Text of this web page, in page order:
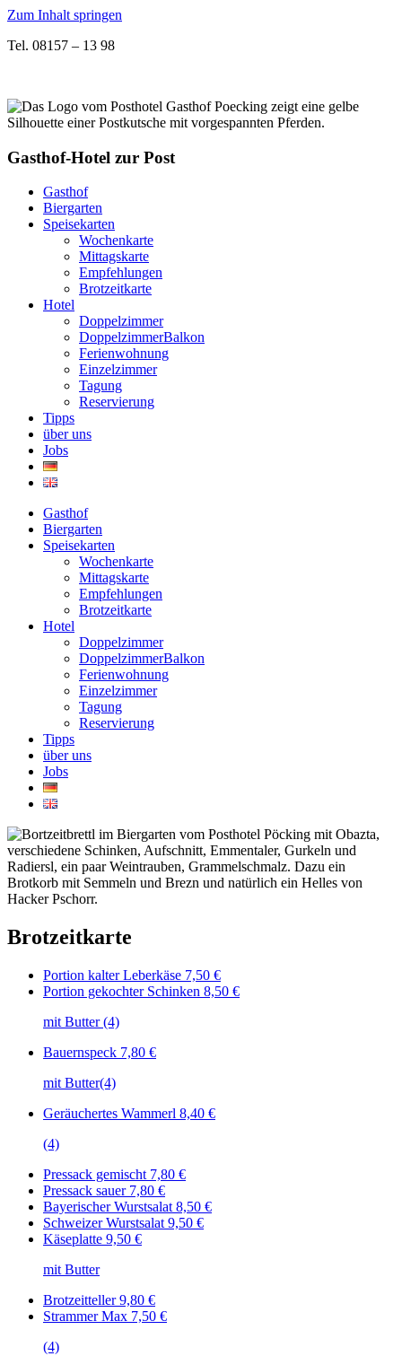
Zum Inhalt springen
Tel. 08157 – 13 98
Gasthof-Hotel zur Post
Gasthof
Biergarten
Speisekarten
Wochenkarte
Mittagskarte
Empfehlungen
Brotzeitkarte
Hotel
Doppelzimmer
DoppelzimmerBalkon
Ferienwohnung
Einzelzimmer
Tagung
Reservierung
Tipps
über uns
Jobs
Gasthof
Biergarten
Speisekarten
Wochenkarte
Mittagskarte
Empfehlungen
Brotzeitkarte
Hotel
Doppelzimmer
DoppelzimmerBalkon
Ferienwohnung
Einzelzimmer
Tagung
Reservierung
Tipps
über uns
Jobs
Brotzeitkarte
Portion kalter Leberkäse 7,50 €
Portion gekochter Schinken 8,50 €
mit Butter (4)
Bauernspeck 7,80 €
mit Butter(4)
Geräuchertes Wammerl 8,40 €
(4)
Pressack gemischt 7,80 €
Pressack sauer 7,80 €
Bayerischer Wurstsalat 8,50 €
Schweizer Wurstsalat 9,50 €
Käseplatte 9,50 €
mit Butter
Brotzeitteller9,80 €
Strammer Max 7,50 €
(4)